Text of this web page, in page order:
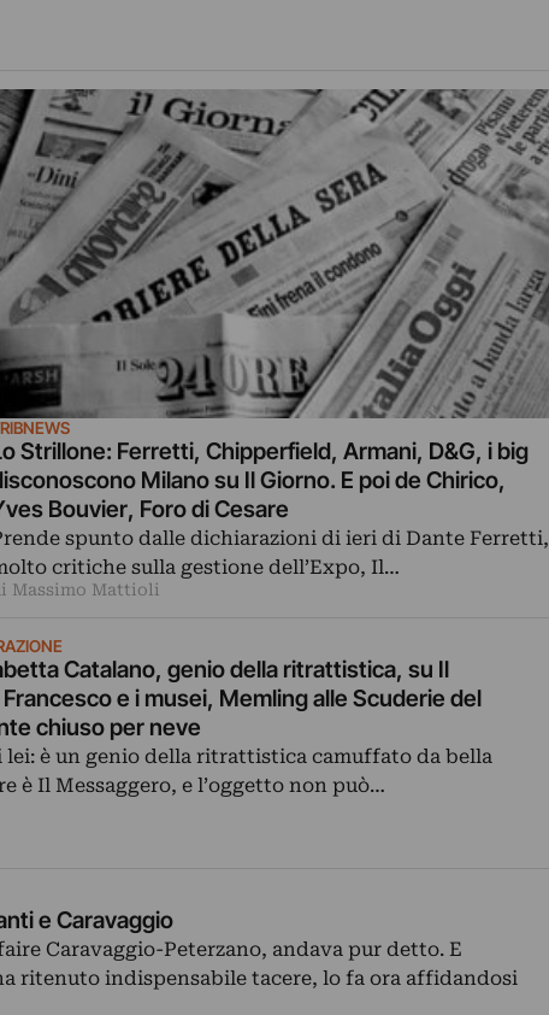
Strillone: Ferretti, Chipperfield, Armani, D&G, i big
Milano su Il Giorno. E poi de Chirico,
Bouvier, Foro di Cesare
spunto dalle dichiarazioni di ieri di Dante Ferretti,
critiche sulla gestione dell’Expo, Il…
Massimo Mattioli
Catalano, genio della ritrattistica, su Il
e i musei, Memling alle Scuderie del
chiuso per neve
lei: è un genio della ritrattistica camuffato da bella
è Il Messaggero, e l’oggetto non può…
e Caravaggio
Caravaggio-Peterzano, andava pur detto. E
ritenuto indispensabile tacere, lo fa ora affidandosi